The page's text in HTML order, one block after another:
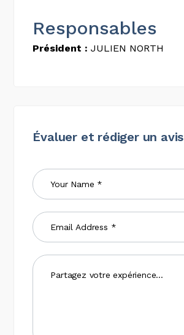
Responsables
Président : JULIEN NORTH
Évaluer et rédiger un avis